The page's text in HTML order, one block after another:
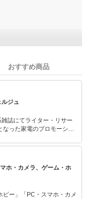
おすすめ商品
ジュ
誌にてライター・リサー
なった家電のプロモーショ
ックなものまで「イイモ
ットー。 現在子育て中
、花火などレジャーグッ
ューしています。
ホ・カメラ、ゲーム・ホ
ビー」「PC・スマホ・カメ